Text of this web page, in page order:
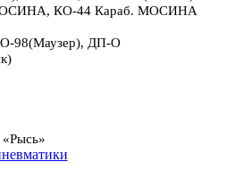
КО-44 Караб. МОСИНА
98(Маузер), ДП-О